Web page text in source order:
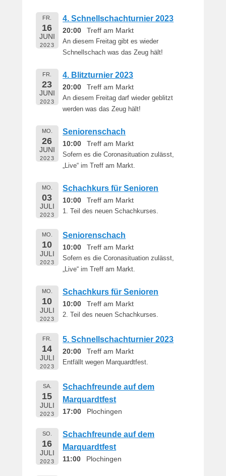
FR.
16
JUNI
2023
4. Schnellschachturnier 2023
20:00 Treff am Markt
An diesem Freitag gibt es wieder
Schnellschach was das Zeug hält!
FR.
23
JUNI
2023
4. Blitzturnier 2023
20:00 Treff am Markt
An diesem Freitag darf wieder geblitzt
werden was das Zeug hält!
MO.
26
JUNI
2023
Seniorenschach
10:00 Treff am Markt
Sofern es die Coronasituation zulässt,
„Live“ im Treff am Markt.
MO.
03
JULI
2023
Schachkurs für Senioren
10:00 Treff am Markt
1. Teil des neuen Schachkurses.
MO.
10
JULI
2023
Seniorenschach
10:00 Treff am Markt
Sofern es die Coronasituation zulässt,
„Live“ im Treff am Markt.
MO.
10
JULI
2023
Schachkurs für Senioren
10:00 Treff am Markt
2. Teil des neuen Schachkurses.
FR.
14
JULI
2023
5. Schnellschachturnier 2023
20:00 Treff am Markt
Entfällt wegen Marquardtfest.
SA.
15
JULI
2023
Schachfreunde auf dem
Marquardtfest
17:00 Plochingen
SO.
16
JULI
2023
Schachfreunde auf dem
Marquardtfest
11:00 Plochingen